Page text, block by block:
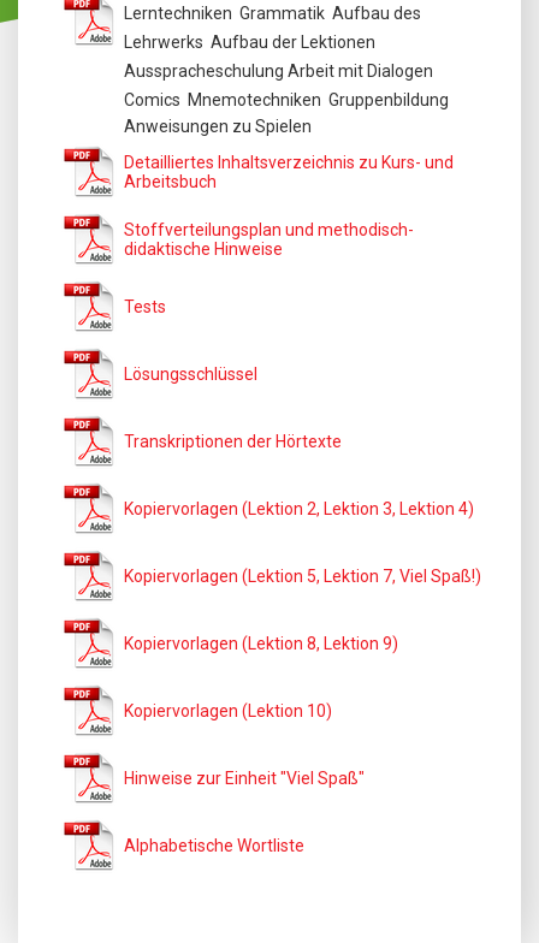
Lerntechniken  Grammatik  Aufbau des
Lehrwerks  Aufbau der Lektionen 
Ausspracheschulung Arbeit mit Dialogen 
Comics  Mnemotechniken  Gruppenbildung 
Anweisungen zu Spielen
Detailliertes Inhaltsverzeichnis zu Kurs- und
Arbeitsbuch
Stoffverteilungsplan und methodisch-
didaktische Hinweise
Tests
Lösungsschlüssel
Transkriptionen der Hörtexte
Kopiervorlagen (Lektion 2, Lektion 3, Lektion 4)
Kopiervorlagen (Lektion 5, Lektion 7, Viel Spaß!)
Kopiervorlagen (Lektion 8, Lektion 9)
Kopiervorlagen (Lektion 10)
Hinweise zur Einheit "Viel Spaß"
Alphabetische Wortliste